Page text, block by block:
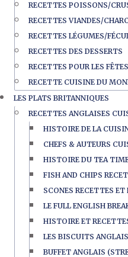
RECETTES POISSONS/
RECETTES VIANDES/
RECETTES LÉGUMES/
RECETTES DES DESSERTS
RECETTES POUR LES FÊTES
RECETTE CUISINE DU
LES PLATS BRITANNIQUES
RECETTES ANGLAISES
HISTOIRE DE LA
CHEFS & AUTEURS
HISTOIRE DU TEA
FISH AND CHIPS
SCONES RECETTES
LE FULL ENGLISH
HISTOIRE ET
LES BISCUITS ANGLAIS
BUFFET ANGLAIS